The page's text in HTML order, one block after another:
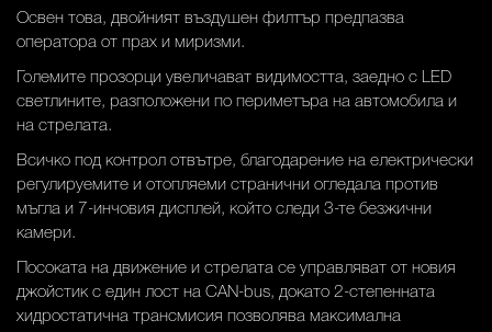
Освен това, двойният въздушен филтър предпазва
оператора от прах и миризми.
Големите прозорци увеличават видимостта, заедно с LED
светлините, разположени по периметъра на автомобила и
на стрелата.
Всичко под контрол отвътре, благодарение на електрически
регулируемите и отопляеми странични огледала против
мъгла и 7-инчовия дисплей, който следи 3-те безжични
камери.
Посоката на движение и стрелата се управляват от новия
джойстик с един лост на CAN-bus, докато 2-степенната
хидростатична трансмисия позволява максимална